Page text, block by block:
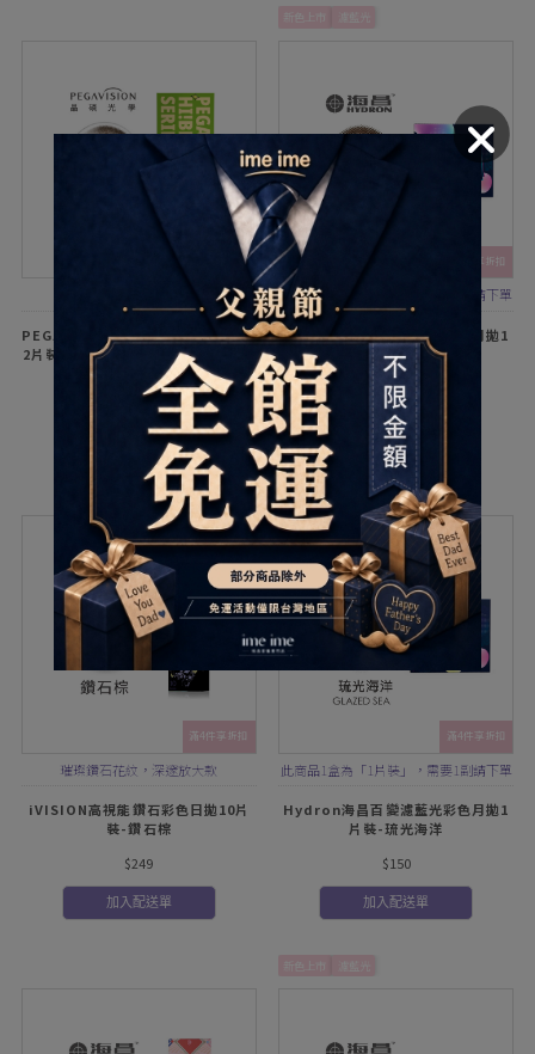
滿2件享折扣
PEGAVISION 晶碩HiBro彩色月拋
2片裝-MILK CHOCOLATE 牛奶巧
$199
加入配送單
滿4件享折扣
此商品1盒為「1片裝」，需要1副請下單
Hydron海昌百變濾藍光彩色月拋1
片裝-琉光粉晶
$150
加入配送單
滿4件享折扣
璀璨鑽石花紋，深邃放大款
iVISION高視能鑽石彩色日拋10片
裝-鑽石棕
$249
加入配送單
滿4件享折扣
新色上市
此商品1盒為「1片裝」，需要1副請下單
2盒
Hydron海昌百變濾藍光彩色月拋1
片裝-琉光海洋
$150
加入配送單